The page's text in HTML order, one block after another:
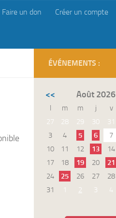
Faire un don Créer un compte
ÉVÉNEMENTS :
<< Août 2026
l m m j v
27
28 29 30 31
3
4 5 6 7
10
11 12 13 14
17
18 19 20 21
24
25 26 27 28
31
1 2 3 4